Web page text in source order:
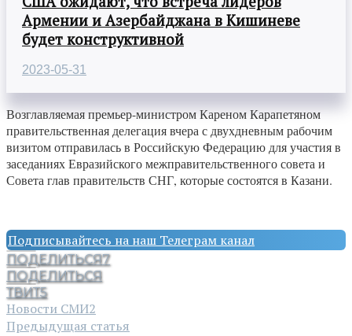
Армении и Азербайджана в Кишиневе
будет конструктивной
2023-05-31
Возглавляемая премьер-министром Кареном Карапетяном
правительственная делегация вчера с двухдневным рабочим
визитом отправилась в Российскую Федерацию для участия в
заседаниях Евразийского межправительственного совета и
Совета глав правительств СНГ, которые состоятся в Казани.
Подписывайтесь на наш Телеграм канал
ПОДЕЛИТЬСЯ7
ПОДЕЛИТЬСЯ
ТВИТ5
Новости СМИ2
Предыдущая статья